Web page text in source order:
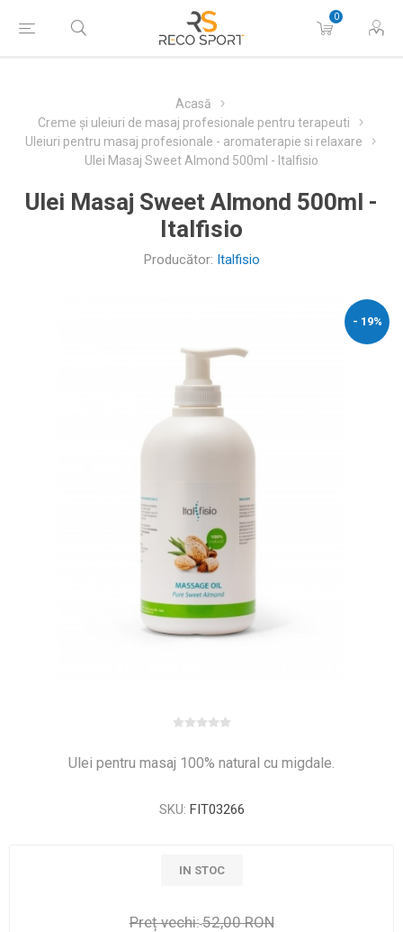
0
Acasă
Creme și uleiuri de masaj profesionale pentru terapeuti
Uleiuri pentru masaj profesionale - aromaterapie si relaxare
Ulei Masaj Sweet Almond 500ml - Italfisio
Ulei Masaj Sweet Almond 500ml -
Italfisio
Producător: Italfisio
- 19%
Ulei pentru masaj 100% natural cu migdale.
SKU: FIT03266
IN STOC
Preț vechi:52,00 RON